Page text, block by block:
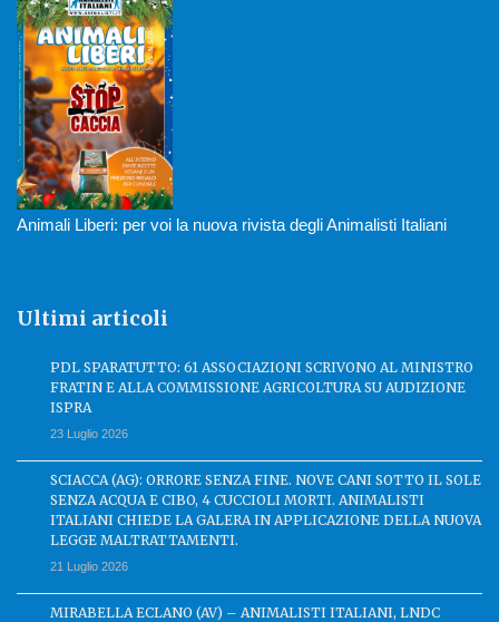
Animali Liberi: per voi la nuova rivista degli Animalisti Italiani
Ultimi articoli
PDL SPARATUTTO: 61 ASSOCIAZIONI SCRIVONO AL MINISTRO
FRATIN E ALLA COMMISSIONE AGRICOLTURA SU AUDIZIONE
ISPRA
23 Luglio 2026
SCIACCA (AG): ORRORE SENZA FINE. NOVE CANI SOTTO IL SOLE
SENZA ACQUA E CIBO, 4 CUCCIOLI MORTI. ANIMALISTI
ITALIANI CHIEDE LA GALERA IN APPLICAZIONE DELLA NUOVA
LEGGE MALTRATTAMENTI.
21 Luglio 2026
MIRABELLA ECLANO (AV) – ANIMALISTI ITALIANI, LNDC